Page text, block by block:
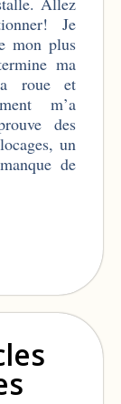
Je
mon plus
ma
roue et
m’a
des
un
de